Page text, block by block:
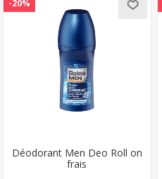
-20%
Déodorant Men Deo Roll on
frais